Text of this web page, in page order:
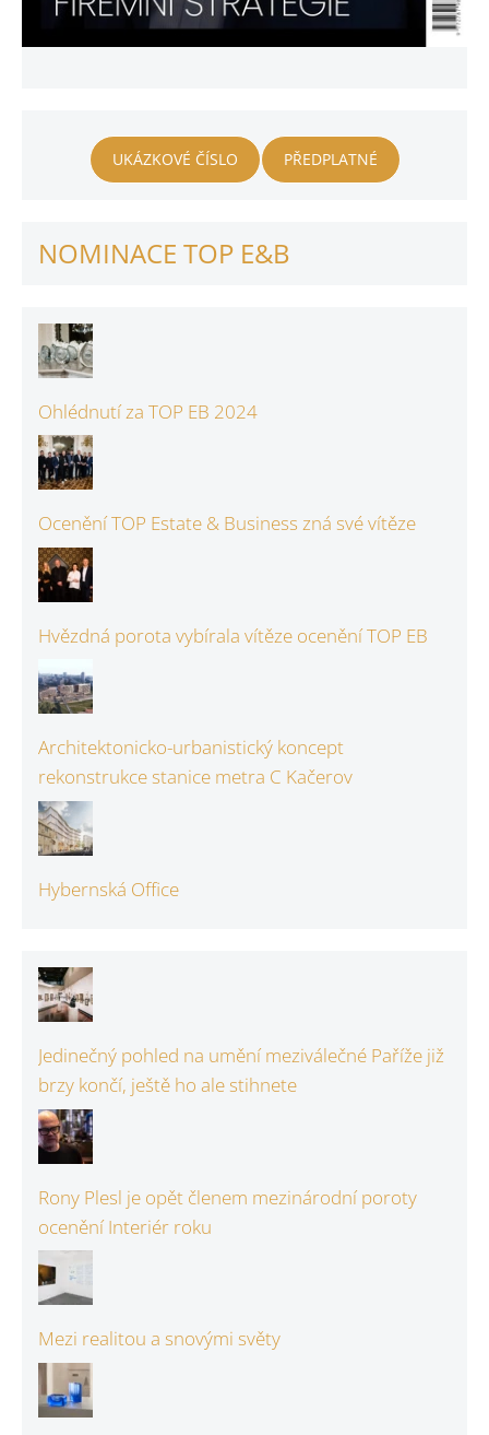
UKÁZKOVÉ ČÍSLO PŘEDPLATNÉ
NOMINACE TOP E&B
Ohlédnutí za TOP EB 2024
Ocenění TOP Estate & Business zná své vítěze
Hvězdná porota vybírala vítěze ocenění TOP EB
Architektonicko-urbanistický koncept
rekonstrukce stanice metra C Kačerov
Hybernská Office
Jedinečný pohled na umění meziválečné Paříže již
brzy končí, ještě ho ale stihnete
Rony Plesl je opět členem mezinárodní poroty
ocenění Interiér roku
Mezi realitou a snovými světy